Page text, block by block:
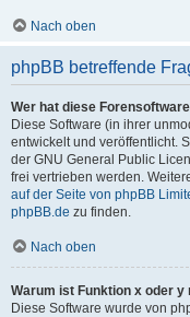
Nach oben
phpBB betreffende
Wer hat diese
Diese Software (in ihrer
entwickelt und veröffentlicht.
der GNU General Public
frei vertrieben werden.
auf der Seite von phpBB
phpBB.de zu finden.
Nach oben
Warum ist Funktion x oder y
Diese Software wurde von